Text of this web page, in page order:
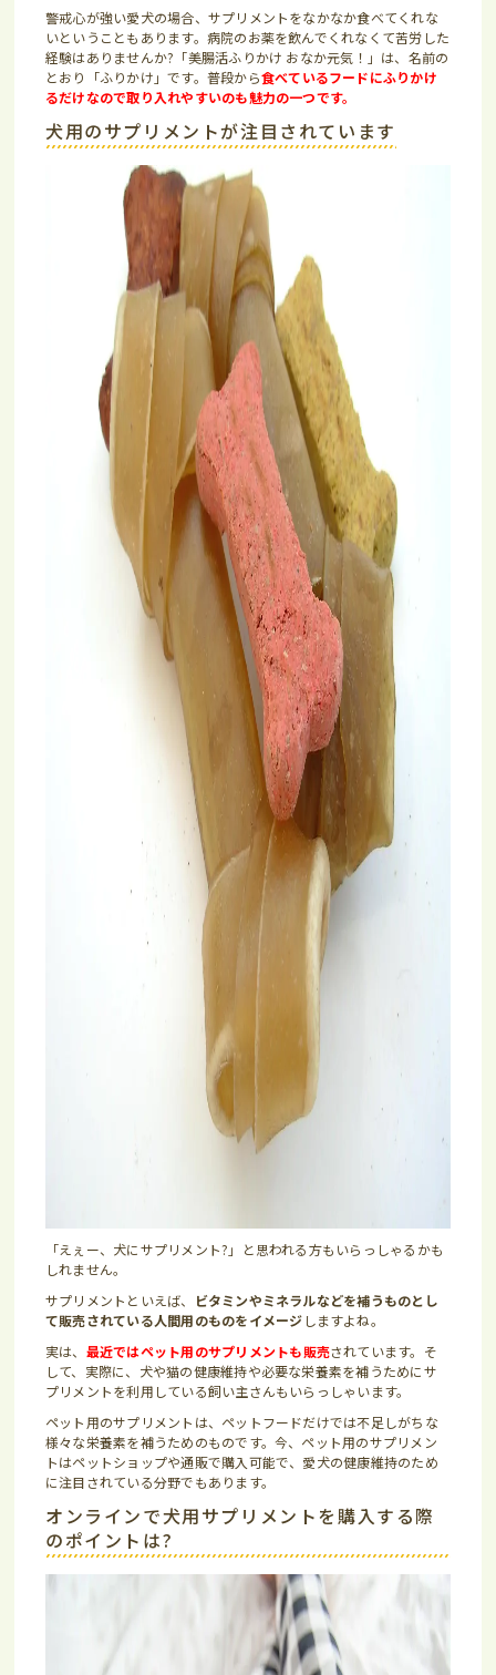
警戒心が強い愛犬の場合、サプリメントをなかなか食べてくれな
いということもあります。病院のお薬を飲んでくれなくて苦労した
経験はありませんか?「美腸活ふりかけ おなか元気！」は、名前の
とおり「ふりかけ」です。普段から食べているフードにふりかけ
るだけなので取り入れやすいのも魅力の一つです。
犬用のサプリメントが注目されています
「えぇー、犬にサプリメント?」と思われる方もいらっしゃるかも
しれません。
サプリメントといえば、
ビタミンやミネラルなどを補うものとし
て販売されている人間用のものをイメージ しますよね。
実は、 最近ではペット用のサプリメントも販売されています。そ
して、実際に、犬や猫の健康維持や必要な栄養素を補うためにサ
プリメントを利用している飼い主さんもいらっしゃいます。
ペット用のサプリメントは、ペットフードだけでは不足しがちな
様々な栄養素を補うためのものです。今、ペット用のサプリメン
トはペットショップや通販で購入可能で、愛犬の健康維持のため
に注目されている分野でもあります。
オンラインで犬用サプリメントを購入する際
のポイントは?